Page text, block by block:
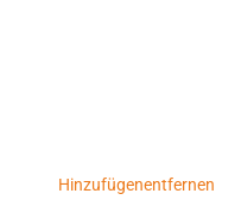
Hinzufügenentfernen